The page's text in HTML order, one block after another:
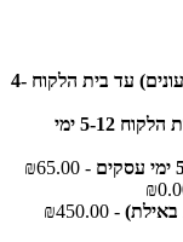
משלוח תמונה קטנה(עד 120 ס"מ ,כולל שעונים) עד בית הלקוח 4-
משלוח תמונה גדולה(מעל 120 ס"מ) עד בית הלקוח 5-12 ימי
- ₪65.00
- ₪450.00